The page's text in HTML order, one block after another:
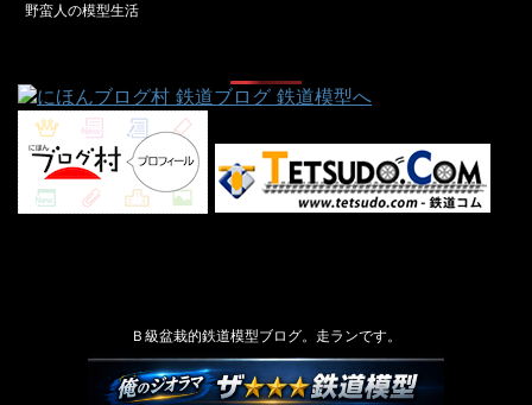
野蛮人の模型生活
Ｂ級盆栽的鉄道模型ブログ。走ランです。